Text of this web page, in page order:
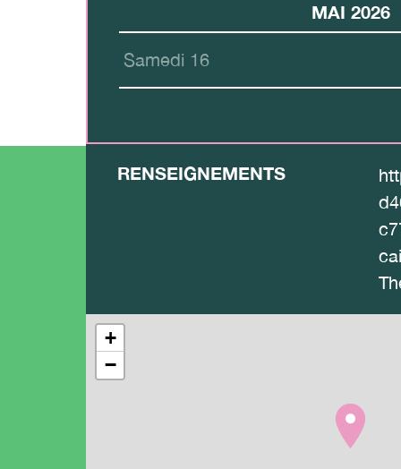
MAI 2026
Samedi 16
RENSEIGNEMENTS
+
−